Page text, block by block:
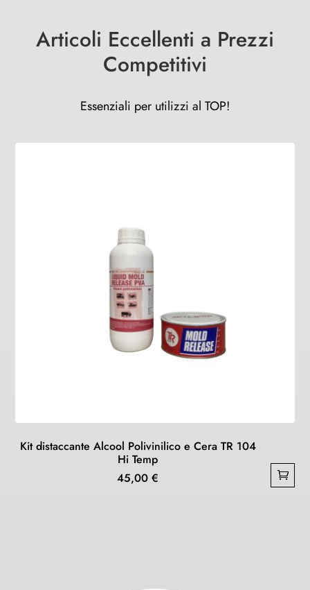
Articoli Eccellenti a Prezzi
Competitivi
Essenziali per utilizzi al TOP!
Kit distaccante Alcool Polivinilico e Cera TR 104
Hi Temp
45,00 €